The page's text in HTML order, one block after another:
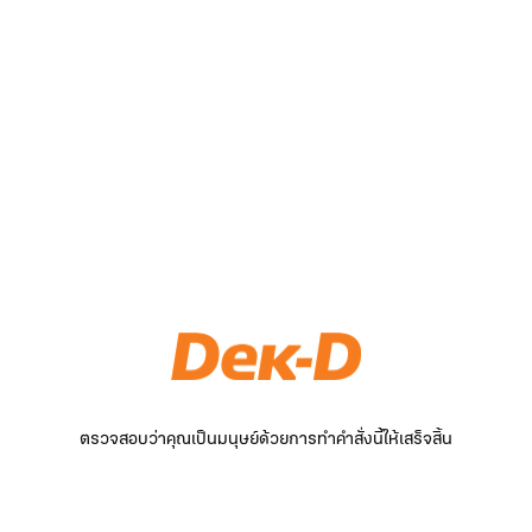
ตรวจสอบว่าคุณเป็นมนุษย์ด้วยการทำคำสั่งนี้ให้เสร็จสิ้น